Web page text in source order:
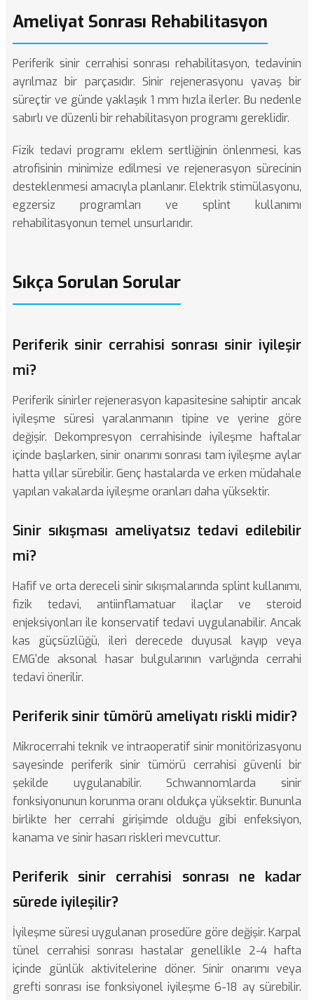
Ameliyat Sonrası Rehabilitasyon
Periferik sinir cerrahisi sonrası rehabilitasyon, tedavinin
ayrılmaz bir parçasıdır. Sinir rejenerasyonu yavaş bir
süreçtir ve günde yaklaşık 1 mm hızla ilerler. Bu nedenle
sabırlı ve düzenli bir rehabilitasyon programı gereklidir.
Fizik tedavi programı eklem sertliğinin önlenmesi, kas
atrofisinin minimize edilmesi ve rejenerasyon sürecinin
desteklenmesi amacıyla planlanır. Elektrik stimülasyonu,
egzersiz programları ve splint kullanımı
rehabilitasyonun temel unsurlarıdır.
Sıkça Sorulan Sorular
Periferik sinir cerrahisi sonrası sinir iyileşir
mi?
Periferik sinirler rejenerasyon kapasitesine sahiptir ancak
iyileşme süresi yaralanmanın tipine ve yerine göre
değişir. Dekompresyon cerrahisinde iyileşme haftalar
içinde başlarken, sinir onarımı sonrası tam iyileşme aylar
hatta yıllar sürebilir. Genç hastalarda ve erken müdahale
yapılan vakalarda iyileşme oranları daha yüksektir.
Sinir sıkışması ameliyatsız tedavi edilebilir
mi?
Hafif ve orta dereceli sinir sıkışmalarında splint kullanımı,
fizik tedavi, antiinflamatuar ilaçlar ve steroid
enjeksiyonları ile konservatif tedavi uygulanabilir. Ancak
kas güçsüzlüğü, ileri derecede duyusal kayıp veya
EMG'de aksonal hasar bulgularının varlığında cerrahi
tedavi önerilir.
Periferik sinir tümörü ameliyatı riskli midir?
Mikrocerrahi teknik ve intraoperatif sinir monitörizasyonu
sayesinde periferik sinir tümörü cerrahisi güvenli bir
şekilde uygulanabilir. Schwannomlarda sinir
fonksiyonunun korunma oranı oldukça yüksektir. Bununla
birlikte her cerrahi girişimde olduğu gibi enfeksiyon,
kanama ve sinir hasarı riskleri mevcuttur.
Periferik sinir cerrahisi sonrası ne kadar
sürede iyileşilir?
İyileşme süresi uygulanan prosedüre göre değişir. Karpal
tünel cerrahisi sonrası hastalar genellikle 2-4 hafta
içinde günlük aktivitelerine döner. Sinir onarımı veya
grefti sonrası ise fonksiyonel iyileşme 6-18 ay sürebilir.